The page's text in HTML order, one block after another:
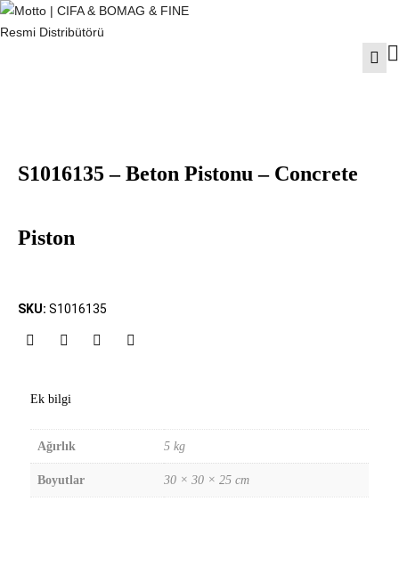
S1016135 – Beton Pistonu – Concrete
Piston
SKU: S1016135
Ek bilgi
Ağırlık 5 kg
Boyutlar 30 × 30 × 25 cm